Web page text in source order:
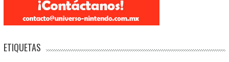
ETIQUETAS